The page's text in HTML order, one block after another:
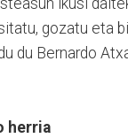
ikusi
gozatu eta
du Bernardo
herria